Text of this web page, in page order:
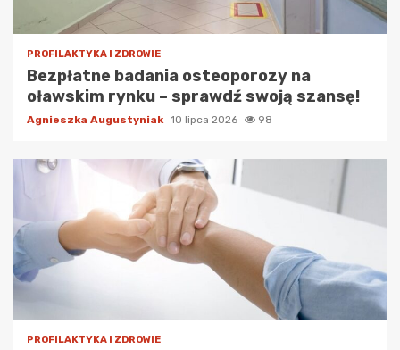
PROFILAKTYKA I ZDROWIE
Bezpłatne badania osteoporozy na
oławskim rynku – sprawdź swoją szansę!
Agnieszka Augustyniak 10 lipca 2026 98
PROFILAKTYKA I ZDROWIE